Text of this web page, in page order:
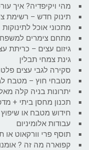
מהי ויקיפדיה? איך
תינוק חדש – רשימת
מתכוני אוכל לתינוקות
מתחם צימרים
גיזום עצים – כריתת
גינת צמחי תבלין
סקירה לגבי עצים
מטבחי חוץ – מטבח
יתרונות בניה קלה
תכנון מחסן ביתי +
חידוש מטבח או
עבודות אלומיניום
תוסף פרי וורקאוט או
קפוארה מה זה ?